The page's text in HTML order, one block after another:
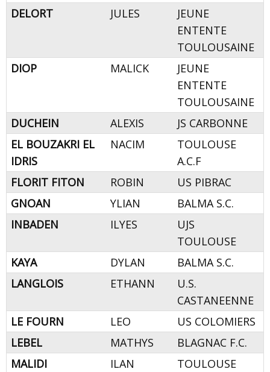
DELORT
JULES
JEUNE
ENTENTE
TOULOUSAINE
DIOP
MALICK
JEUNE
ENTENTE
TOULOUSAINE
DUCHEIN
ALEXIS
JS CARBONNE
EL BOUZAKRI EL
IDRIS
NACIM
TOULOUSE
A.C.F
FLORIT FITON
ROBIN
US PIBRAC
GNOAN
YLIAN
BALMA S.C.
INBADEN
ILYES
UJS
TOULOUSE
KAYA
DYLAN
BALMA S.C.
LANGLOIS
ETHANN
U.S.
CASTANEENNE
LE FOURN
LEO
US COLOMIERS
LEBEL
MATHYS
BLAGNAC F.C.
MALIDI
ILAN
TOULOUSE